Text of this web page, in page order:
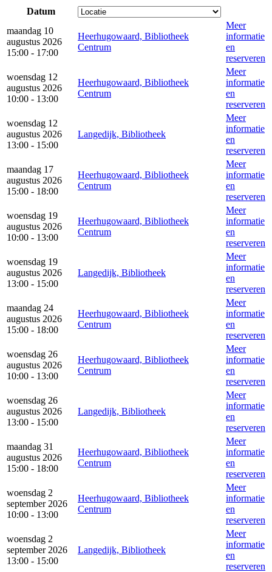
Datum
maandag 10
augustus 2026
15:00 - 17:00
Heerhugowaard, Bibliotheek
Centrum
Meer
informatie
en
reserveren
woensdag 12
augustus 2026
10:00 - 13:00
Heerhugowaard, Bibliotheek
Centrum
Meer
informatie
en
reserveren
woensdag 12
augustus 2026
13:00 - 15:00
Langedijk, Bibliotheek
Meer
informatie
en
reserveren
maandag 17
augustus 2026
15:00 - 18:00
Heerhugowaard, Bibliotheek
Centrum
Meer
informatie
en
reserveren
woensdag 19
augustus 2026
10:00 - 13:00
Heerhugowaard, Bibliotheek
Centrum
Meer
informatie
en
reserveren
woensdag 19
augustus 2026
13:00 - 15:00
Langedijk, Bibliotheek
Meer
informatie
en
reserveren
maandag 24
augustus 2026
15:00 - 18:00
Heerhugowaard, Bibliotheek
Centrum
Meer
informatie
en
reserveren
woensdag 26
augustus 2026
10:00 - 13:00
Heerhugowaard, Bibliotheek
Centrum
Meer
informatie
en
reserveren
woensdag 26
augustus 2026
13:00 - 15:00
Langedijk, Bibliotheek
Meer
informatie
en
reserveren
maandag 31
augustus 2026
15:00 - 18:00
Heerhugowaard, Bibliotheek
Centrum
Meer
informatie
en
reserveren
woensdag 2
september 2026
10:00 - 13:00
Heerhugowaard, Bibliotheek
Centrum
Meer
informatie
en
reserveren
woensdag 2
september 2026
13:00 - 15:00
Langedijk, Bibliotheek
Meer
informatie
en
reserveren